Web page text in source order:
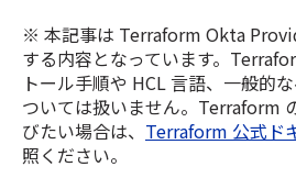
※ 本記事は Terraform Okta
する内容となっています。
トール手順や HCL 言語、一般的
ついては扱いません。Terraform
びたい場合は、 Terraform 公式ド
照ください。